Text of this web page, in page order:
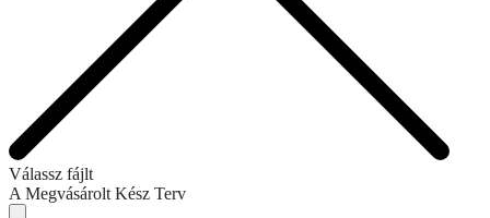
Válassz fájlt
A Megvásárolt Kész Terv